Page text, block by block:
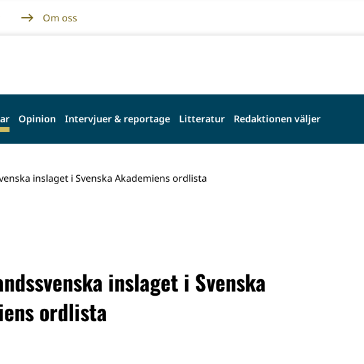
Om oss
Opinion Intervjuer & reportage Litteratur Redaktionen väljer
inslaget i Svenska Akademiens ordlista
inslaget i Svenska
ordlista